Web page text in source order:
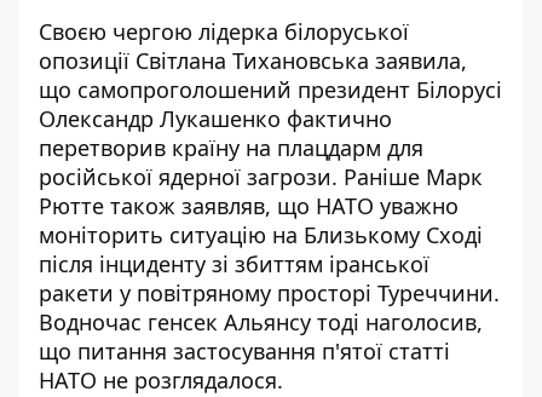
Своєю чергою лідерка білоруської
опозиції Світлана Тихановська заявила,
що самопроголошений президент Білорусі
Олександр Лукашенко фактично
перетворив країну на плацдарм для
російської ядерної загрози. Раніше Марк
Рютте також заявляв, що НАТО уважно
моніторить ситуацію на Близькому Сході
після інциденту зі збиттям іранської
ракети у повітряному просторі Туреччини.
Водночас генсек Альянсу тоді наголосив,
що питання застосування п'ятої статті
НАТО не розглядалося.